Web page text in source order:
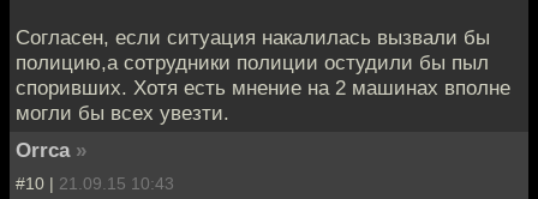
Согласен, если ситуация накалилась вызвали бы
полицию,а сотрудники полиции остудили бы пыл
споривших. Хотя есть мнение на 2 машинах вполне
могли бы всех увезти.
Orrca »
#10 | 21.09.15 10:43